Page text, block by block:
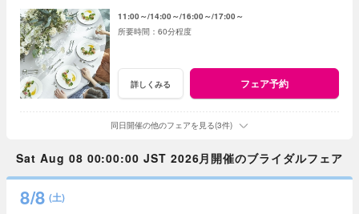
11:00～ 14:00～ 16:00～ 17:00～
60分程度
詳しくみる フェア予約
同日開催の他のフェアを見る(3件)
Sat Aug 08 00:00:00 JST 2026月開催のブライダルフェア
8/8 (土)